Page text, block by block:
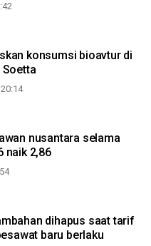
konsumsi bioavtur di
Soetta
nusantara selama
naik 2,86
dihapus saat tarif
baru berlaku